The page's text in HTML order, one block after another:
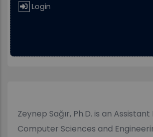
Login
Zeynep Sağır, Ph.D. is an
Computer Sciences and